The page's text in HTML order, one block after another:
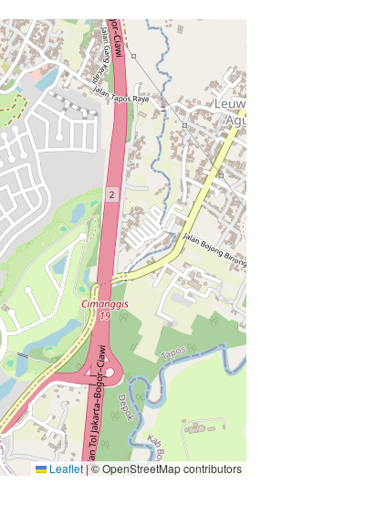
Leaflet |© OpenStreetMap contributors